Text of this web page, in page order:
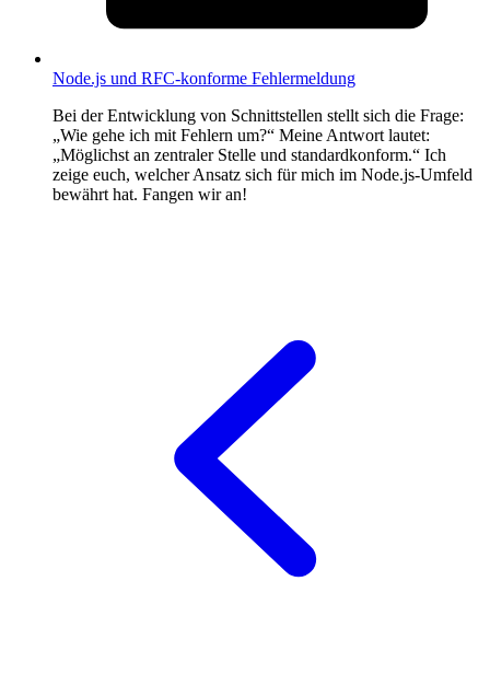
Node.js und RFC-konforme Fehlermeldung
Bei der Entwicklung von Schnittstellen stellt sich die Frage:
„Wie gehe ich mit Fehlern um?“ Meine Antwort lautet:
„Möglichst an zentraler Stelle und standardkonform.“ Ich
zeige euch, welcher Ansatz sich für mich im Node.js-Umfeld
bewährt hat. Fangen wir an!